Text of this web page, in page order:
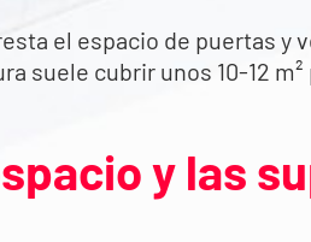
el espacio de puertas
suele cubrir unos 10-12
y las